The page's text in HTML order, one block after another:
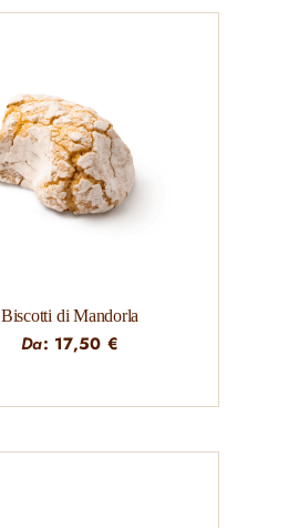
Biscotti di Mandorla
Da: 17,50 €